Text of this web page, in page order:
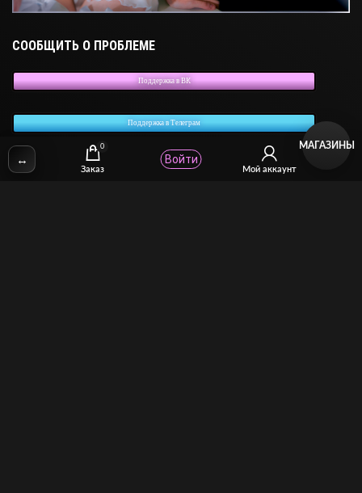
СООБЩИТЬ О ПРОБЛЕМЕ
Поддержка в ВК
Поддержка в Телеграм
✉Email: stcomhelp@gmail.com
↔
0
Заказ Мой аккаунт
Войти
МАГАЗИНЫ